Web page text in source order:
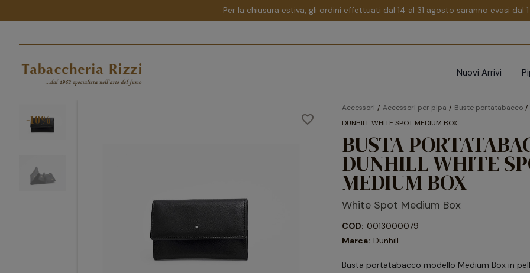
Per la chiusura estiva, gli ordini effettuati dal 14 al 31 agosto saranno evasi dal
Nuovi Arrivi
favorite_border
-10%
Accessori Accessori per pipa Buste portatabacco
DUNHILL WHITE SPOT MEDIUM BOX
BUSTA
DUNHILL WHITE
MEDIUM BOX
White Spot Medium Box
COD: 0013000079
Marca: Dunhill
Busta portatabacco modello Medium Box in